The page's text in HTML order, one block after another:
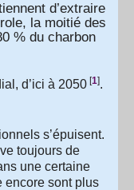
d’extraire
la moitié des
% du charbon
d’ici à 2050 [1].
s’épuisent.
toujours de
une certaine
encore sont plus